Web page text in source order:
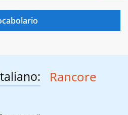
Rancore